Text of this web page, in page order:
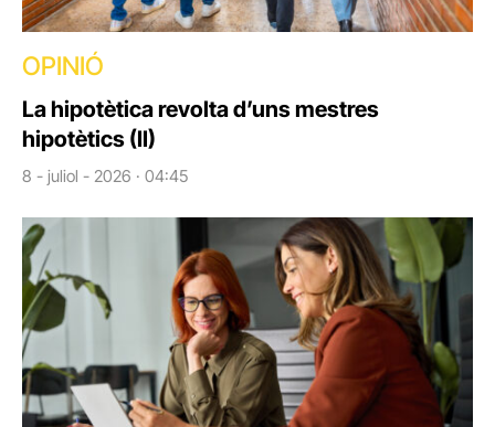
OPINIÓ
La hipotètica revolta d’uns mestres
hipotètics (II)
8 - juliol - 2026 · 04:45